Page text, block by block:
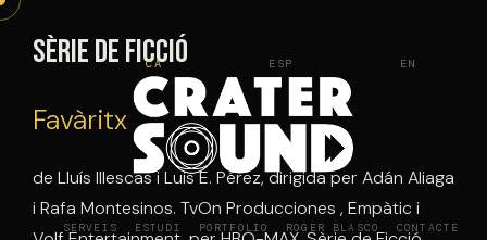
Vés
SERVEIS ESTUDI PORTFOLIO ROGER BLASCO CONTACTE
CA ESP EN
Sèrie de ficció
Favàritx
de Lluís Illescas i Luis E. Pérez, dirigida per Adán Aliaga
i Rafa Montesinos. TvOn Producciones , Empàtic i